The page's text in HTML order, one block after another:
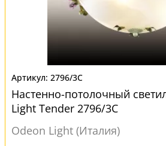
2796/3C
Настенно-потолочный
Light Tender 2796/3C
Odeon Light (Италия)